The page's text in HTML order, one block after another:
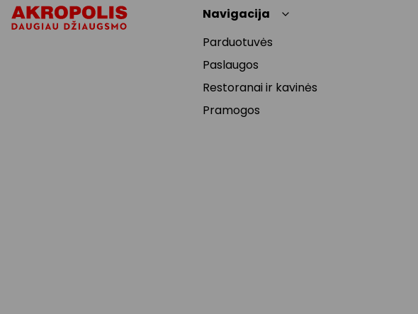
Navigacija
Parduotuvės
Paslaugos
Restoranai ir kavinės
Pramogos